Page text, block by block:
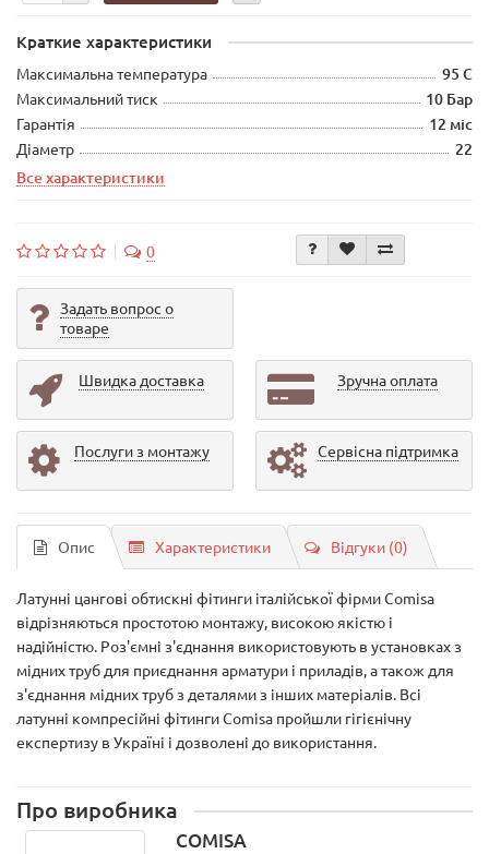
Краткие характеристики
Максимальна температура 95 С
Максимальний тиск 10 Бар
Гарантія 12 міс
Діаметр
22
Все характеристики
0
Задать вопрос о
товаре
Швидка доставка Зручна оплата
Послуги з монтажу Сервісна підтримка
Опис Характеристики Відгуки (0)
Латунні цангові обтискні фітинги італійської фірми Comisa
відрізняються простотою монтажу, високою якістю і
надійністю. Роз'ємні з'єднання використовують в установках з
мідних труб для приєднання арматури і приладів, а також для
з'єднання мідних труб з деталями з інших матеріалів. Всі
латунні компресійні фітинги Comisa пройшли гігієнічну
експертизу в Україні і дозволені до використання.
Про виробника
COMISA